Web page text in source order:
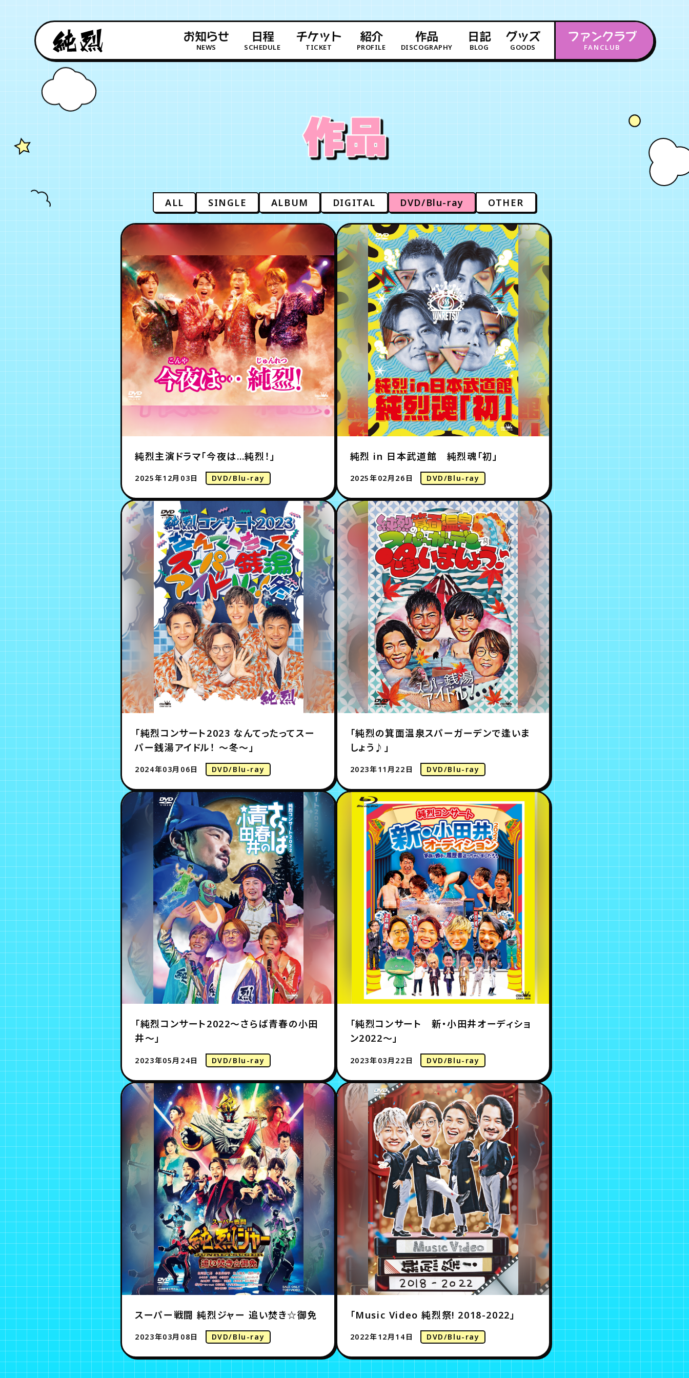
お知らせ
NEWS
日程
SCHEDULE
チケット
TICKET
紹介
PROFILE
作品
DISCOGRAPHY
日記
BLOG
グッズ
GOODS
ファンクラブ
FANCLUB
月会員制ファンクラブ
作品
ALL SINGLE ALBUM DIGITAL DVD/Blu-ray OTHER
純烈主演ドラマ「今夜は…純烈！」
2025年12月03日 DVD/Blu-ray
純烈 in 日本武道館 純烈魂「初」
2025年02月26日 DVD/Blu-ray
「純烈コンサート2023 なんてったってスー
パー銭湯アイドル！ 〜冬〜」
2024年03月06日 DVD/Blu-ray
「純烈の箕面温泉スパーガーデンで逢いま
しょう♪」
2023年11月22日 DVD/Blu-ray
「純烈コンサート2022～さらば青春の小田
井～」
2023年05月24日 DVD/Blu-ray
「純烈コンサート 新・小田井オーディショ
ン2022～」
2023年03月22日 DVD/Blu-ray
スーパー戦闘 純烈ジャー 追い焚き☆御免
2023年03月08日 DVD/Blu-ray
「Music Video 純烈祭! 2018-2022」
2022年12月14日 DVD/Blu-ray